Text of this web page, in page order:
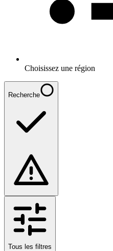
Choisissez une région
Recherche
Tous les filtres